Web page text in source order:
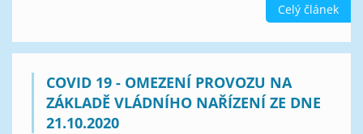
Celý článek
COVID 19 - OMEZENÍ PROVOZU NA
ZÁKLADĚ VLÁDNÍHO NAŘÍZENÍ ZE DNE
21.10.2020